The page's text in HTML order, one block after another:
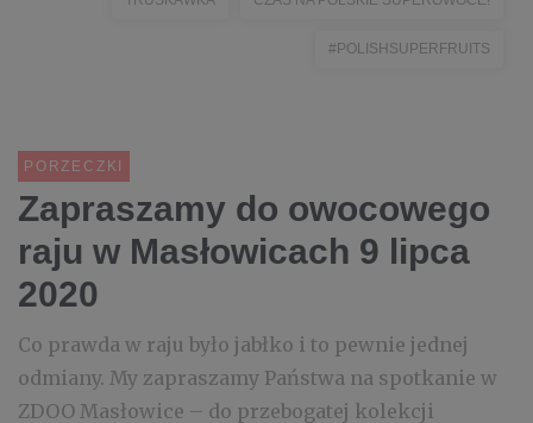
#POLISHSUPERFRUITS
PORZECZKI
Zapraszamy do owocowego
raju w Masłowicach 9 lipca
2020
Co prawda w raju było jabłko i to pewnie jednej
odmiany. My zapraszamy Państwa na spotkanie w
ZDOO Masłowice – do przebogatej kolekcji